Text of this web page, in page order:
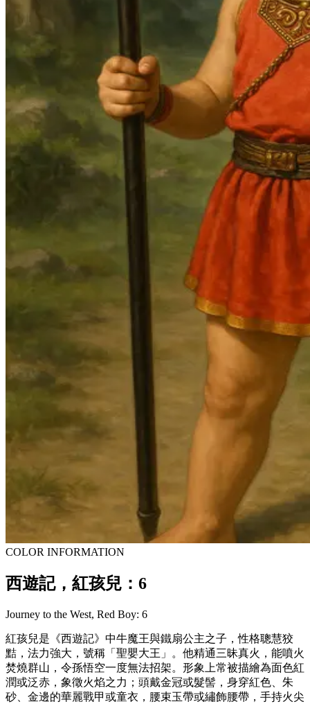
COLOR INFORMATION
西遊記，紅孩兒：6
Journey to the West, Red Boy: 6
紅孩兒是《西遊記》中牛魔王與鐵扇公主之子，性格聰慧狡
黠，法力強大，號稱「聖嬰大王」。他精通三昧真火，能噴火
焚燒群山，令孫悟空一度無法招架。形象上常被描繪為面色紅
潤或泛赤，象徵火焰之力；頭戴金冠或髮髻，身穿紅色、朱
砂、金邊的華麗戰甲或童衣，腰束玉帶或繡飾腰帶，手持火尖